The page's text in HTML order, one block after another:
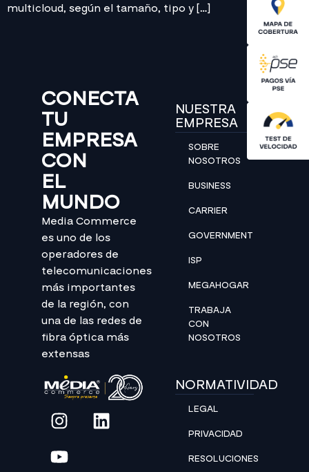
multicloud, según el tamaño, tipo y […]
CONECTA
TU
EMPRESA
CON
EL
MUNDO
Media Commerce
es uno de los
operadores de
telecomunicaciones
más importantes
de la región, con
una de las redes de
fibra óptica más
extensas
NUESTRA
EMPRESA
SOBRE
NOSOTROS
BUSINESS
CARRIER
GOVERNMENT
ISP
MEGAHOGAR
TRABAJA
CON
NOSOTROS
NORMATIVIDAD
LEGAL
PRIVACIDAD
RESOLUCIONES